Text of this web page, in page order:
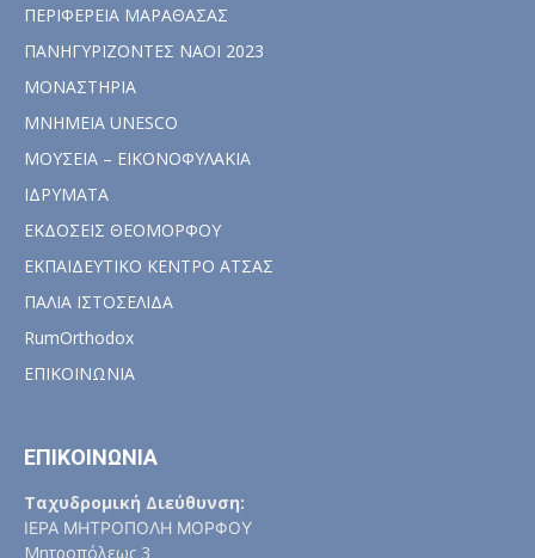
ΠΕΡΙΦΕΡΕΙΑ ΜΑΡΑΘΑΣΑΣ
ΠΑΝΗΓΥΡΙΖΟΝΤΕΣ ΝΑΟΙ 2023
ΜΟΝΑΣΤΗΡΙΑ
ΜΝΗΜΕΙΑ UNESCO
ΜΟΥΣΕΙΑ – ΕΙΚΟΝΟΦΥΛΑΚΙΑ
ΙΔΡΥΜΑΤΑ
ΕΚΔΟΣΕΙΣ ΘΕΟΜΟΡΦΟΥ
ΕΚΠΑΙΔΕΥΤΙΚΟ ΚΕΝΤΡΟ ΑΤΣΑΣ
ΠΑΛΙΑ ΙΣΤΟΣΕΛΙΔΑ
RumOrthodox
ΕΠΙΚΟΙΝΩΝΙΑ
ΕΠΙΚΟΙΝΩΝΙΑ
Ταχυδρομική Διεύθυνση:
ΙΕΡΑ ΜΗΤΡΟΠΟΛΗ ΜΟΡΦΟΥ
Μητροπόλεως 3